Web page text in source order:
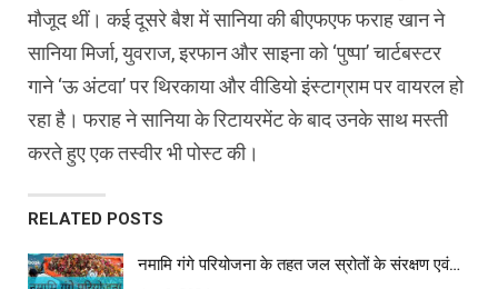
मौजूद थीं। कई दूसरे बैश में सानिया की बीएफएफ फराह खान ने
सानिया मिर्जा, युवराज, इरफान और साइना को ‘पुष्पा’ चार्टबस्टर
गाने ‘ऊ अंटवा’ पर थिरकाया और वीडियो इंस्टाग्राम पर वायरल हो
रहा है। फराह ने सानिया के रिटायरमेंट के बाद उनके साथ मस्ती
करते हुए एक तस्वीर भी पोस्ट की।
RELATED POSTS
नमामि गंगे परियोजना के तहत जल स्रोतों के संरक्षण एवं…